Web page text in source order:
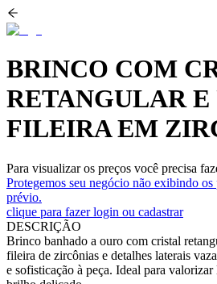
BRINCO COM
RETANGULAR E
FILEIRA EM
Para visualizar os preços você precisa
Protegemos seu negócio não exibindo os
prévio.
clique para fazer login ou cadastrar
DESCRIÇÃO
Brinco banhado a ouro com cristal
fileira de zircônias e detalhes laterais
e sofisticação à peça. Ideal para